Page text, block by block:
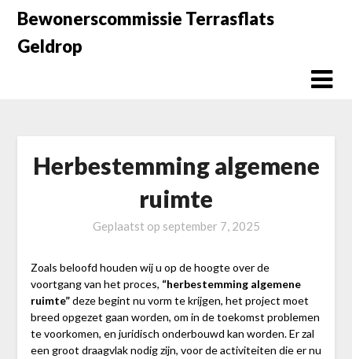
Doorgaan
naar
inhoud
Bewonerscommissie Terrasflats
Geldrop
Herbestemming algemene
ruimte
Geplaatst op september 7, 2025
Zoals beloofd houden wij u op de hoogte over de
voortgang van het proces, “herbestemming algemene
ruimte”deze begint nu vorm te krijgen, het project moet
breed opgezet gaan worden, om in de toekomst problemen
te voorkomen, en juridisch onderbouwd kan worden. Er zal
een groot draagvlak nodig zijn, voor de activiteiten die er nu